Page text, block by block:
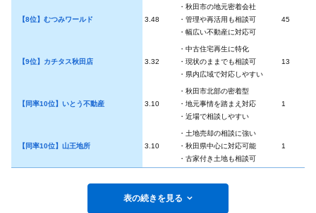
【8位】むつみワールド 3.48
・秋田市の地元密着会社
・管理や再活用も相談可
・幅広い不動産に対応可
45
【9位】カチタス秋田店 3.32
・中古住宅再生に特化
・現状のままでも相談可
・県内広域で対応しやすい
13
【同率10位】いとう不動産 3.10
・秋田市北部の密着型
・地元事情を踏まえ対応
・近場で相談しやすい
1
【同率10位】山王地所 3.10
・土地売却の相談に強い
・秋田県中心に対応可能
・古家付き土地も相談可
1
表の続きを見る